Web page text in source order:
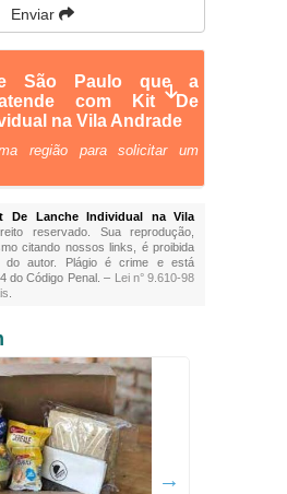
Enviar
São Paulo que a
com Kit De
na Vila Andrade
região para solicitar um
De Lanche Individual na Vila
reservado. Sua reprodução,
citando nossos links, é proibida
do autor. Plágio é crime e está
do Código Penal. – Lei n° 9.610-98